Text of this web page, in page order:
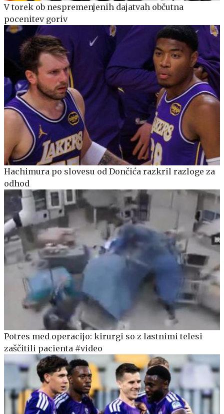
V torek ob nespremenjenih dajatvah občutna
pocenitev goriv
Hachimura po slovesu od Dončića razkril razloge za
odhod
Potres med operacijo: kirurgi so z lastnimi telesi
zaščitili pacienta #video